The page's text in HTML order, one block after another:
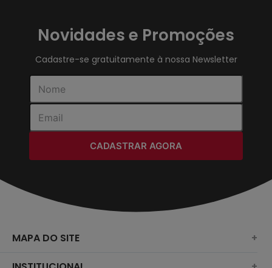
Novidades e Promoções
Cadastre-se gratuitamente à nossa Newsletter
CADASTRAR AGORA
MAPA DO SITE +
SURF